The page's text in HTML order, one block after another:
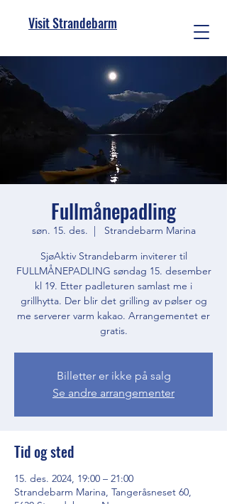
Visit Strandebarm
Fullmånepadling
søn. 15. des.
  |
Strandebarm Marina
SjøAktiv Strandebarm inviterer til
FULLMÅNEPADLING søndag 15. desember
kl 19. Etter padleturen samlast me i
grillhytta. Der blir det grilling av pølser og
me serverer varm kakao. Arrangementet er
gratis.
Billetter er ikke på salg
Se andre arrangementer
Tid og sted
15. des. 2024, 19:00 – 21:00
Strandebarm Marina, Tangeråsneset 60,